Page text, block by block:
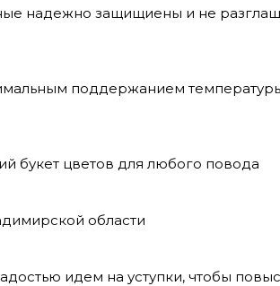
надежно защищиены и не
поддержанием
букет цветов для любого повода
области
идем на уступки, чтобы